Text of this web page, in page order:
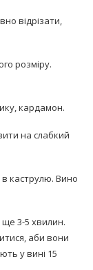
відрізати,
розміру.
кардамон.
на слабкий
в каструлю. Вино
ще 3-5 хвилин.
аби вони
у вині 15